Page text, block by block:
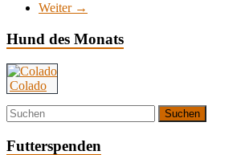
Weiter →
Hund des Monats
Colado
Futterspenden